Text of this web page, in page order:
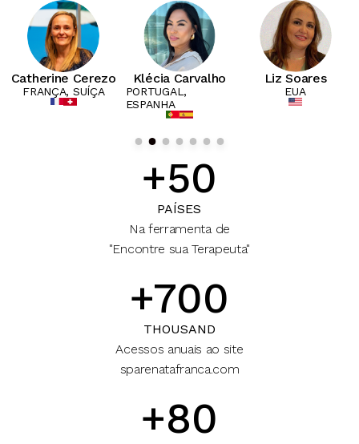
Catherine Cerezo
FRANÇA, SUÍÇA
Klécia Carvalho
PORTUGAL,
ESPANHA
Liz Soares
EUA
+50
PAÍSES
Na ferramenta de
"Encontre sua Terapeuta"
+700
THOUSAND
Acessos anuais ao site
sparenatafranca.com
+80